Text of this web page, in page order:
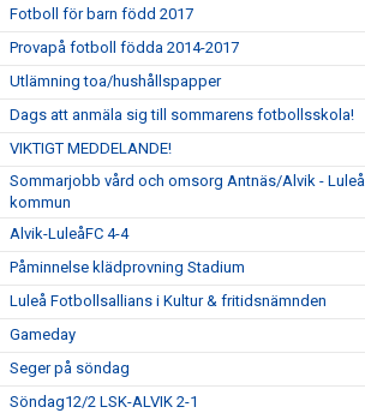
Fotboll för barn född 2017
Provapå fotboll födda 2014-2017
Utlämning toa/hushållspapper
Dags att anmäla sig till sommarens fotbollsskola!
VIKTIGT MEDDELANDE!
Sommarjobb vård och omsorg Antnäs/Alvik - Luleå
kommun
Alvik-LuleåFC 4-4
Påminnelse klädprovning Stadium
Luleå Fotbollsallians i Kultur & fritidsnämnden
Gameday
Seger på söndag
Söndag12/2 LSK-ALVIK 2-1